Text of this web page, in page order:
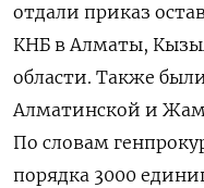
отдали приказ
КНБ в Алматы,
области. Также
Алматинской и
По словам
порядка 3000